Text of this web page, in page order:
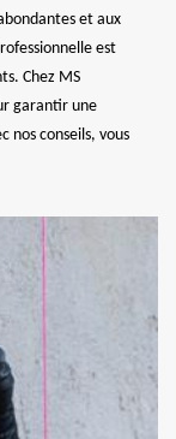
et aux
est
Chez MS
garantir une
nos conseils, vous